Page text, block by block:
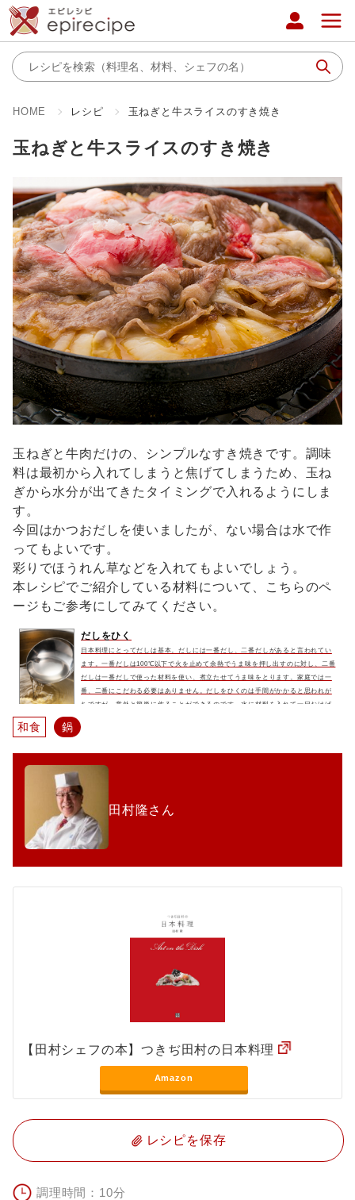
HOME レシピ 玉ねぎと牛スライスのすき焼き
玉ねぎと牛スライスのすき焼き
玉ねぎと牛肉だけの、シンプルなすき焼きです。調味
料は最初から入れてしまうと焦げてしまうため、玉ね
ぎから水分が出てきたタイミングで入れるようにしま
す。
今回はかつおだしを使いましたが、ない場合は水で作
ってもよいです。
彩りでほうれん草などを入れてもよいでしょう。
本レシピでご紹介している材料について、こちらのペ
ージもご参考にしてみてください。
だしをひく
日本料理にとってだしは基本。だしには一番だし、二番だしがあると言われてい
ます。一番だしは100℃以下で火を止めて余熱でうま味を押し出すのに対し、二番
だしは一番だしで使った材料を使い、煮立たせてうま味をとります。家庭では一
番、二番にこだわる必要はありません。だしをひくのは手間がかかると思われが
ちですが、意外と簡単に作ることができるのです。水に材料を入れて一日おけば
和食 鍋
田村隆さん
【田村シェフの本】つきぢ田村の日本料理
Amazon
レシピを保存
調理時間：10分